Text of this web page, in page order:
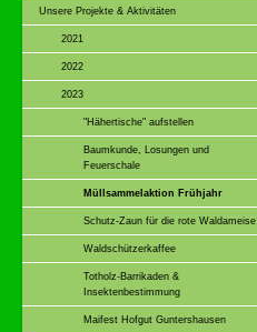
Unsere Projekte & Aktivitäten
2021
2022
2023
"Hähertische" aufstellen
Baumkunde, Losungen und
Feuerschale
Müllsammelaktion Frühjahr
Schutz-Zaun für die rote Waldameise
Waldschützerkaffee
Totholz-Barrikaden &
Insektenbestimmung
Maifest Hofgut Guntershausen